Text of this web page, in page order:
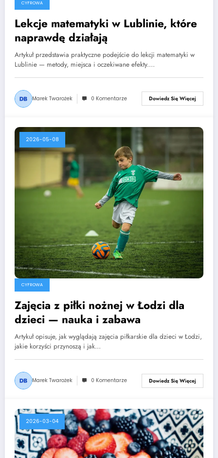
CYFROWA
Lekcje matematyki w Lublinie, które
naprawdę działają
Artykuł przedstawia praktyczne podejście do lekcji matematyki w
Lublinie — metody, miejsca i oczekiwane efekty.…
Marek Twarożek 0 Komentarze Dowiedz Się Więcej
2026-05-08
CYFROWA
Zajęcia z piłki nożnej w Łodzi dla
dzieci — nauka i zabawa
Artykuł opisuje, jak wyglądają zajęcia piłkarskie dla dzieci w Łodzi,
jakie korzyści przynoszą i jak…
Marek Twarożek 0 Komentarze Dowiedz Się Więcej
2026-03-04